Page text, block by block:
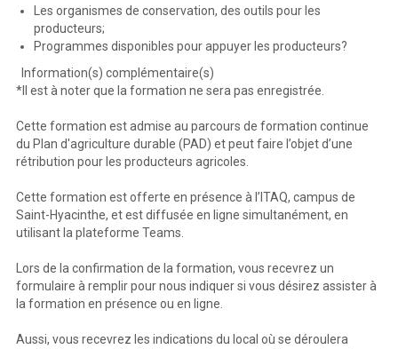
Les organismes de conservation, des outils pour les
producteurs;
Programmes disponibles pour appuyer les producteurs?
Information(s) complémentaire(s)
*Il est à noter que la formation ne sera pas enregistrée.
Cette formation est admise au parcours de formation continue
du Plan d'agriculture durable (PAD) et peut faire l’objet d’une
rétribution pour les producteurs agricoles.
Cette formation est offerte en présence à l’ITAQ, campus de
Saint-Hyacinthe, et est diffusée en ligne simultanément, en
utilisant la plateforme Teams.
Lors de la confirmation de la formation, vous recevrez un
formulaire à remplir pour nous indiquer si vous désirez assister à
la formation en présence ou en ligne.
Aussi, vous recevrez les indications du local où se déroulera